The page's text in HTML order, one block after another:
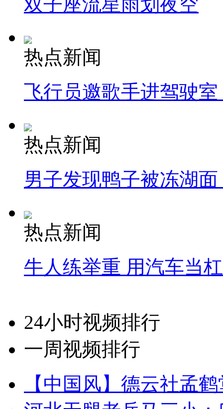
热点新闻
飞行员邀歌手进驾驶
热点新闻
男子发现鸭子被冻湖
热点新闻
牛人练举重 用汽车当
24小时视频排行
一周视频排行
【中国风】德云社孟